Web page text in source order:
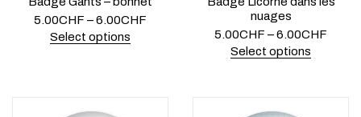
5.00CHF –6.00CHF
Select options
nuages
5.00CHF –6.00CHF
Select options